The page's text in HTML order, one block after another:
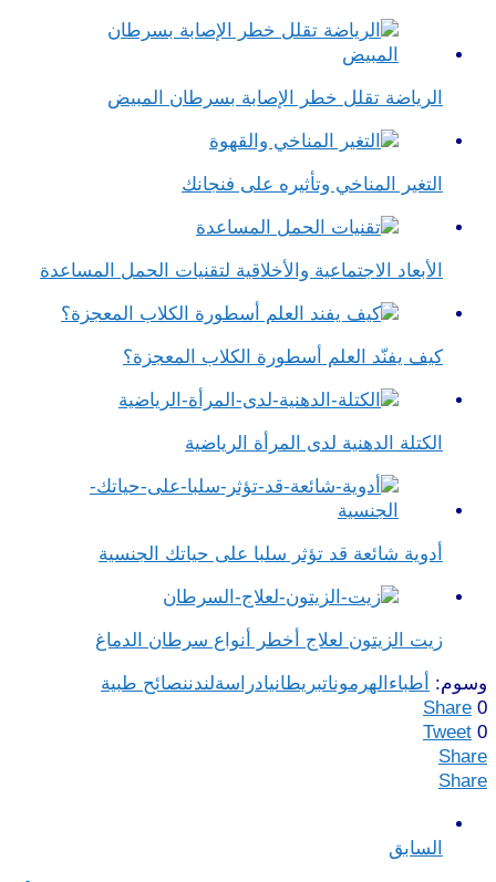
الرياضة تقلل خطر الإصابة بسرطان المبيض
التغير المناخي وتأثيره على فنجانك
الأبعاد الاجتماعية والأخلاقية لتقنيات الحمل المساعدة
كيف يفنّد العلم أسطورة الكلاب المعجزة؟
الكتلة الدهنية لدى المرأة الرياضية
أدوية شائعة قد تؤثر سلبا على حياتك الجنسية
زيت الزيتون لعلاج أخطر أنواع سرطان الدماغ
وسوم: أطباء الهرموناتبريطانيادراسةلندننصائح طبية
Share 0
Tweet 0
Share
Share
السابق